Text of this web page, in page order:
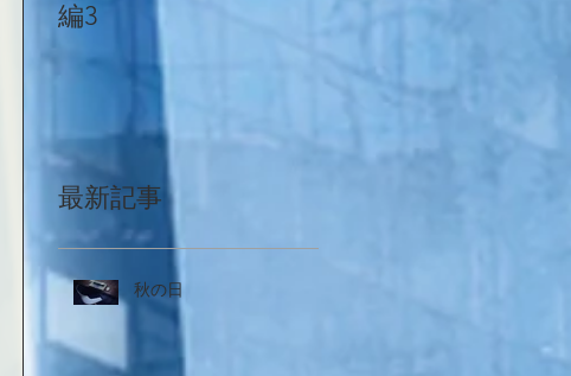
編3
編2
最新記事
秋の日